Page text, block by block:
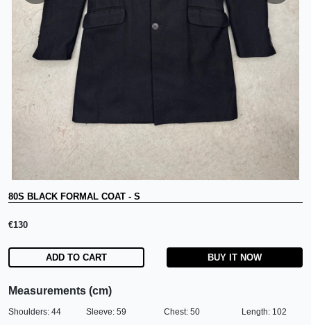
80S BLACK FORMAL COAT - S
€130
ADD TO CART BUY IT NOW
Measurements (cm)
Shoulders: 44 Sleeve: 59 Chest: 50 Length: 102